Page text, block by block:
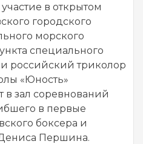
в открытом
городского
морского
специального
российский триколор
«Юность»
в зал соревнований
в первые
боксера и
Першина.